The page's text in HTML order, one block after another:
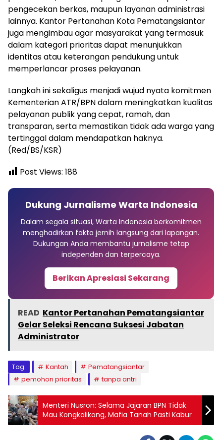
pengecekan berkas, maupun layanan administrasi
lainnya. Kantor Pertanahan Kota Pematangsiantar
juga mengimbau agar masyarakat yang termasuk
dalam kategori prioritas dapat menunjukkan
identitas atau keterangan pendukung untuk
memperlancar proses pelayanan.
Langkah ini sekaligus menjadi wujud nyata komitmen
Kementerian ATR/BPN dalam meningkatkan kualitas
pelayanan publik yang cepat, ramah, dan
transparan, serta memastikan tidak ada warga yang
tertinggal dalam mendapatkan haknya.
(Red/BS/KSR)
Post Views: 188
Dukung Jurnalisme Warta Indonesia
Dalam segala situasi, Warta Indonesia berkomitmen
menghadirkan fakta jernih langsung dari lapangan.
Dukungan Anda membantu jurnalisme tetap
independen dan terpercaya.
Berikan Apresiasi Sekarang
READ Kantor Pertanahan Pematangsiantar
Gelar Seleksi Rencana Suksesi Jabatan
Administrator
Tag: Kantah
Pematangsiantar
pemohon prioritas
tanpa antri
Menteri Nusron: Selama Jajaran BPN Tidak
Mau Kongkalikong, Mafia Tanah Pasti Kabur